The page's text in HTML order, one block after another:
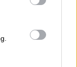
στις
τη